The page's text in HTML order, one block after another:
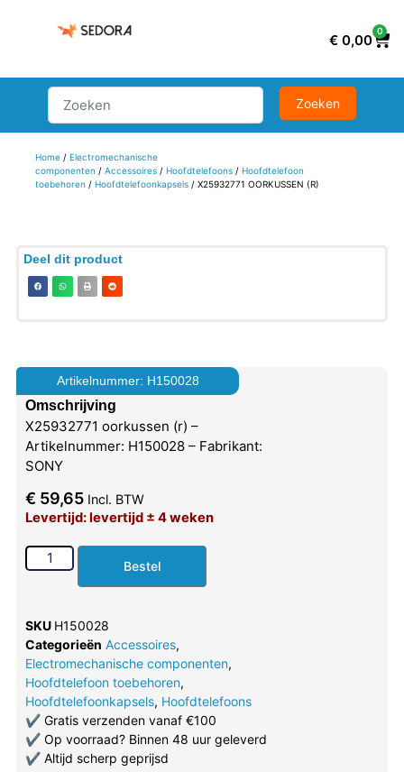
€ 0,00
0
Home/ Electromechanische
componenten / Accessoires/ Hoofdtelefoons/ Hoofdtelefoon
toebehoren / Hoofdtelefoonkapsels/ X25932771 OORKUSSEN (R)
Deel dit product
Artikelnummer: H150028
Omschrijving
X25932771 oorkussen (r) –
Artikelnummer: H150028 – Fabrikant:
SONY
€ 59,65 Incl. BTW
Levertijd: levertijd ± 4 weken
Bestel
SKU H150028
Categorieën Accessoires,
Electromechanische componenten,
Hoofdtelefoon toebehoren,
Hoofdtelefoonkapsels, Hoofdtelefoons
✔Gratis verzenden vanaf €100
✔Op voorraad? Binnen 48 uur geleverd
✔Altijd scherp geprijsd